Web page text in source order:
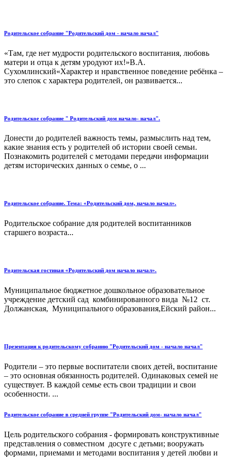
Родительское собрание "Родительский дом - начало начал"
«Там, где нет мудрости родительского воспитания, любовь
матери и отца к детям уродуют их!»В.А.
Сухомлинский«Характер и нравственное поведение ребёнка –
это слепок с характера родителей, он развивается...
Родительское собрание " Родительский дом начало- начал".
Донести до родителей важность темы, размыслить над тем,
какие знания есть у родителей об истории своей семьи.
Познакомить родителей с методами передачи информации
детям исторических данных о семье, о ...
Родительское собрание. Тема: «Родительский дом, начало начал».
Родительское собрание для родителей воспитанников
старшего возраста...
Родительская гостиная «Родительский дом начало начал».
Муниципальное бюджетное дошкольное образовательное
учреждение детский сад комбинированного вида №12 ст.
Должанская, Муниципального образования,Ейский район...
Презентация к родительскому собранию "Родительский дом - начало начал"
Родители – это первые воспитатели своих детей, воспитание
– это основная обязанность родителей. Одинаковых семей не
существует. В каждой семье есть свои традиции и свои
особенности. ...
Родительское собрание в средней группе "Родительский дом- начало начал"
Цель родительского собрания - формировать конструктивные
представления о совместном досуге с детьми; вооружать
формами, приемами и методами воспитания у детей любви и